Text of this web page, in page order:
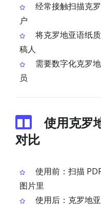
经常接触扫描克
户
将克罗地亚语纸
稿人
需要数字化克罗
员
使用克罗
对比
使用前：扫描
图片里
使用后：克罗地